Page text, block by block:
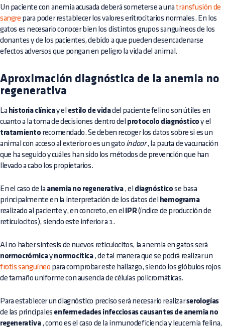
Un paciente con anemia acusada deberá someterse a unatransfusión de
sangre para poder restablecer los valores eritrocitarios normales. En los
gatos es necesario conocer bien los distintos grupos sanguíneos de los
donantes y de los pacientes, debido a que pueden desencadenarse
efectos adversos que pongan en peligro la vida del animal.
Aproximación diagnóstica de la anemia no
regenerativa
La historia clínicay el estilo de vidadel paciente felino son útiles en
cuanto a la toma de decisiones dentro del protocolo diagnóstico y el
tratamiento recomendado. Se deben recoger los datos sobre si es un
animal con acceso al exterior o es un gato indoor, la pauta de vacunación
que ha seguido y cuáles han sido los métodos de prevención que han
llevado a cabo los propietarios.
En el caso de la anemia no regenerativa, el diagnóstico se basa
principalmente en la interpretación de los datos del
hemograma
realizado al paciente y, en concreto, en el IPR(índice de producción de
reticulocitos), siendo este inferior a 1.
Al no haber síntesis de nuevos reticulocitos, la anemia en gatos será
normocrómicay normocítica, de tal manera que se podrá realizar un
frotis sanguíneo para comprobar este hallazgo, siendo los glóbulos rojos
de tamaño uniforme con ausencia de células policromáticas.
Para establecer un diagnóstico preciso será necesario realizarserologías
de las principales enfermedades infecciosas causantes de anemia no
regenerativa, como es el caso de la inmunodeficiencia y leucemia felina,